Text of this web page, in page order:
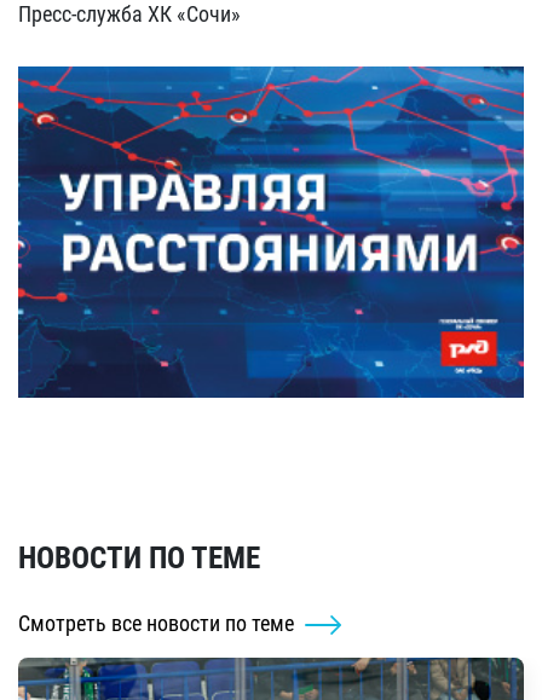
Пресс-служба ХК «Сочи»
НОВОСТИ ПО ТЕМЕ
Смотреть все новости по теме